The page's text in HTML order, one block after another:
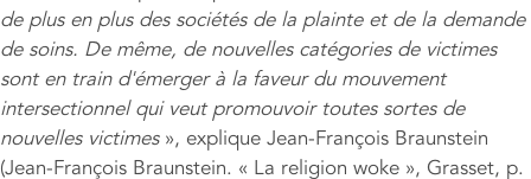
de plus en plus des sociétés de la plainte et de la demande
de soins. De même, de nouvelles catégories de victimes
sont en train d'émerger à la faveur du mouvement
intersectionnel qui veut promouvoir toutes sortes de
nouvelles victimes », explique Jean-François Braunstein
(Jean-François Braunstein. « La religion woke », Grasset, p.